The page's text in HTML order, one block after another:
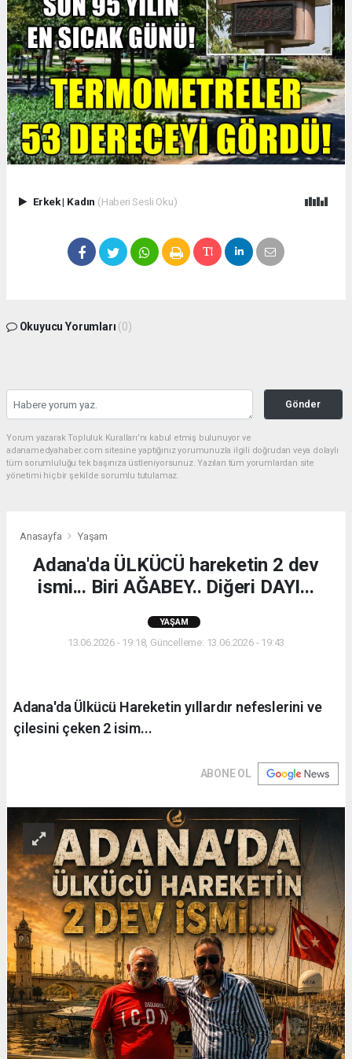
Erkek| Kadın (Haberi Sesli Oku)
Okuyucu Yorumları (0)
Gönder
Yorum yazarak Topluluk Kuralları’nı kabul etmiş bulunuyor ve
adanamedyahaber.com sitesine yaptığınız yorumunuzla ilgili doğrudan veya dolaylı
tüm sorumluluğu tek başınıza üstleniyorsunuz. Yazılan tüm yorumlardan site
yönetimi hiçbir şekilde sorumlu tutulamaz.
Anasayfa Yaşam
Adana'da ÜLKÜCÜ hareketin 2 dev
ismi... Biri AĞABEY.. Diğeri DAYI...
YAŞAM
13.06.2026 - 19:18, Güncelleme: 13.06.2026 - 19:43
Adana'da Ülkücü Hareketin yıllardır nefeslerini ve
çilesini çeken 2 isim...
ABONE OL